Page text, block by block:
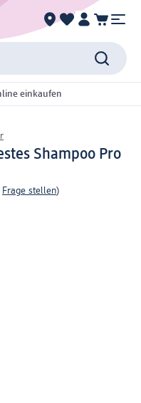
einkaufen
Shampoo Pro
Frage stellen)